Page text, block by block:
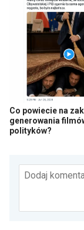
Co powiecie na
generowania
polityków?
Dodaj